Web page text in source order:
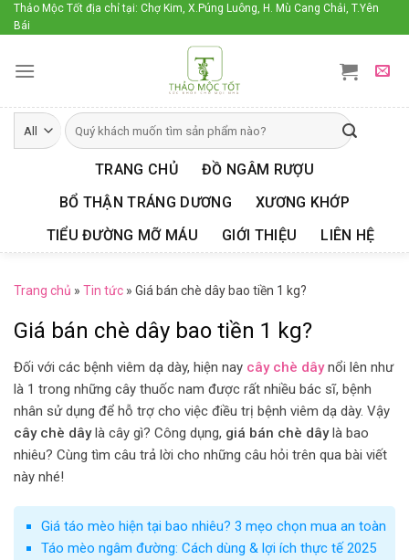
Skip
to
Thảo Mộc Tốt địa chỉ tại: Chợ Kim, X.Púng Luông, H. Mù Cang Chải, T.Yên
Bái
TRANG CHỦ
ĐỒ NGÂM RƯỢU
BỔ THẬN TRÁNG DƯƠNG
XƯƠNG KHỚP
TIỂU ĐƯỜNG MỠ MÁU
GIỚI THIỆU LIÊN HỆ
Trang chủ » Tin tức » Giá bán chè dây bao tiền 1 kg?
Giá bán chè dây bao tiền 1 kg?
Đối với các bệnh viêm dạ dày, hiện nay cây chè dâynổi lên như
là 1 trong những cây thuốc nam được rất nhiều bác sĩ, bệnh
nhân sử dụng để hỗ trợ cho việc điều trị bệnh viêm dạ dày. Vậy
cây chè dâylà cây gì? Công dụng, giá bán chè dâylà bao
nhiêu? Cùng tìm câu trả lời cho những câu hỏi trên qua bài viết
này nhé!
Giá táo mèo hiện tại bao nhiêu? 3 mẹo chọn mua an toàn
Táo mèo ngâm đường: Cách dùng & lợi ích thực tế 2025